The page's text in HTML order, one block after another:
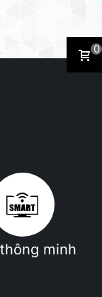
minh
0